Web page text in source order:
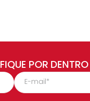
FIQUE POR